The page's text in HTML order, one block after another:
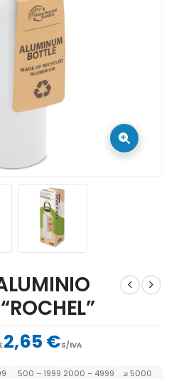
2,65 €S/IVA
500 – 1999 2000 – 4999 ≥ 5000